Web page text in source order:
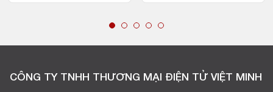
CÔNG TY TNHH THƯƠNG MẠI ĐIỆN TỬ VIỆT MINH